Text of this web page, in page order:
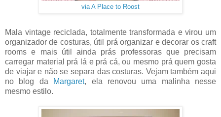
via A Place to Roost
Mala vintage reciclada, totalmente transformada e virou um
organizador de costuras, útil prá organizar e decorar os craft
rooms e mais útil ainda prás professoras que precisam
carregar material prá lá e prá cá, ou mesmo prá quem gosta
de viajar e não se separa das costuras. Vejam também aqui
no blog da
Margaret, ela renovou uma malinha nesse
mesmo estilo.